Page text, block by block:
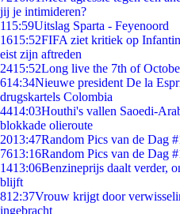
jij je intimideren?
115:59Uitslag Sparta - Feyenoord
1615:52FIFA ziet kritiek op
eist zijn aftreden
2415:52Long live the 7th of
614:34Nieuwe president De la
drugskartels Colombia
4414:03Houthi's vallen Saoedi-
blokkade olieroute
2013:47Random Pics van de Dag
7613:16Random Pics van de Dag
1413:06Benzineprijs daalt verder,
blijft
812:37Vrouw krijgt door
ingebracht